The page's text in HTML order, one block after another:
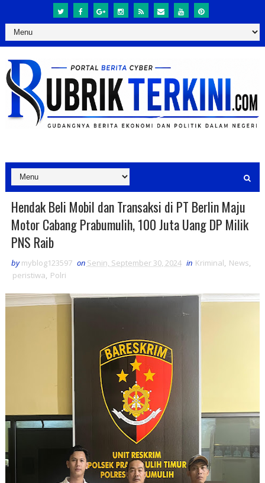
Hendak Beli Mobil dan Transaksi di PT Berlin Maju
Motor Cabang Prabumulih, 100 Juta Uang DP Milik
PNS Raib
by myblog123597 on Senin, September 30, 2024 in Kriminal, News,
peristiwa, Polri